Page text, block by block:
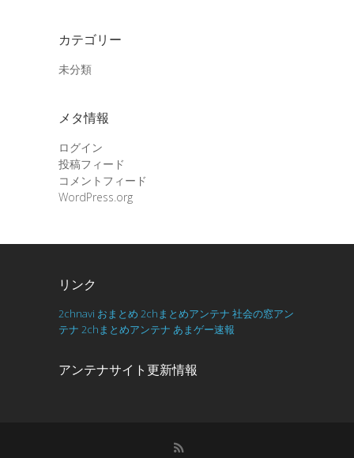
カテゴリー
未分類
メタ情報
ログイン
投稿フィード
コメントフィード
WordPress.org
リンク
2chnavi おまとめ 2chまとめアンテナ 社会の窓アン
テナ 2chまとめアンテナ あまゲー速報
アンテナサイト更新情報